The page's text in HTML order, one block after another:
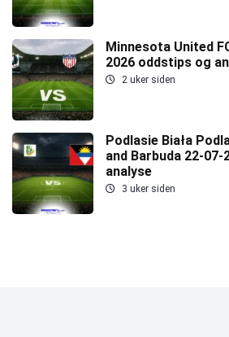
Minnesota United
2026 oddstips og
2 uker siden
Podlasie Biała
and Barbuda 22-
analyse
3 uker siden